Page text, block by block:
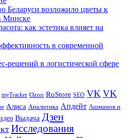
Беларуси возложило цветы к
Минске
как эстетика влияет на
в современной
решений в логистической сфере
myTracker Ozon RuStore SEO VK VK
Алиса Аналитика Апдейт Ашманов и
Выдача Дзен
Исследования